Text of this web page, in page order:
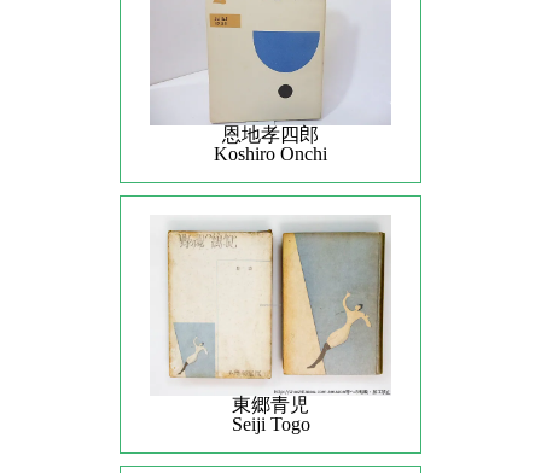
恩地孝四郎
Koshiro Onchi
東郷青児
Seiji Togo